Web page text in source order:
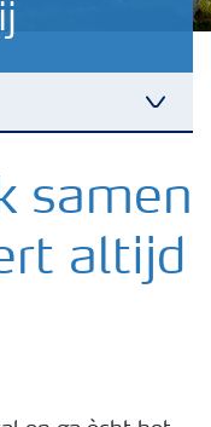
samen
altijd